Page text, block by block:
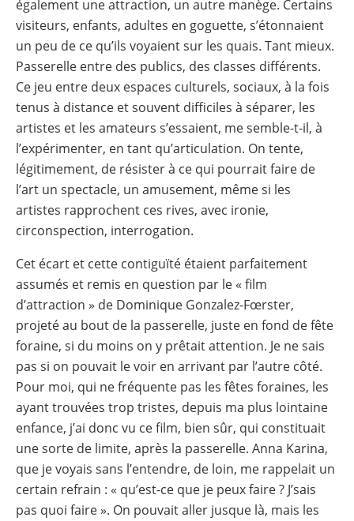
également une attraction, un autre manège. Certains
visiteurs, enfants, adultes en goguette, s’étonnaient
un peu de ce qu’ils voyaient sur les quais. Tant mieux.
Passerelle entre des publics, des classes différents.
Ce jeu entre deux espaces culturels, sociaux, à la fois
tenus à distance et souvent difficiles à séparer, les
artistes et les amateurs s’essaient, me semble-t-il, à
l’expérimenter, en tant qu’articulation. On tente,
légitimement, de résister à ce qui pourrait faire de
l’art un spectacle, un amusement, même si les
artistes rapprochent ces rives, avec ironie,
circonspection, interrogation.
Cet écart et cette contiguïté étaient parfaitement
assumés et remis en question par le « film
d’attraction » de Dominique Gonzalez-Fœrster,
projeté au bout de la passerelle, juste en fond de fête
foraine, si du moins on y prêtait attention. Je ne sais
pas si on pouvait le voir en arrivant par l’autre côté.
Pour moi, qui ne fréquente pas les fêtes foraines, les
ayant trouvées trop tristes, depuis ma plus lointaine
enfance, j’ai donc vu ce film, bien sûr, qui constituait
une sorte de limite, après la passerelle. Anna Karina,
que je voyais sans l’entendre, de loin, me rappelait un
certain refrain : « qu’est-ce que je peux faire ? J’sais
pas quoi faire ». On pouvait aller jusque là, mais les